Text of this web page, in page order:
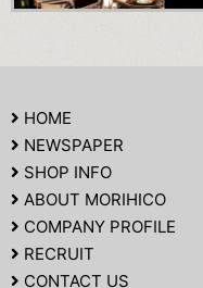
HOME
NEWSPAPER
SHOP INFO
ABOUT MORIHICO
COMPANY PROFILE
RECRUIT
CONTACT US